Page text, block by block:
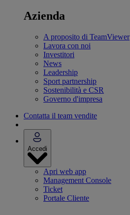
Azienda
A proposito di TeamViewer
Lavora con noi
Investitori
News
Leadership
Sport partnership
Sostenibilità e CSR
Governo d'impresa
Contatta il team vendite
Accedi
Apri web app
Management Console
Ticket
Portale Cliente